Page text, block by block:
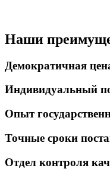
Наши
Демократичная
Индивидуальный
Опыт
Точные сроки
Отдел контроля